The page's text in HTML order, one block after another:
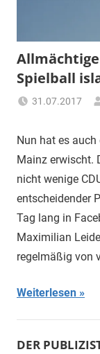
Spielball
31.07.2017
Nun hat es
Mainz erwischt.
nicht wenige
entscheidender
Tag lang in
Maximilian
regelmäßig von
Weiterlesen
DER